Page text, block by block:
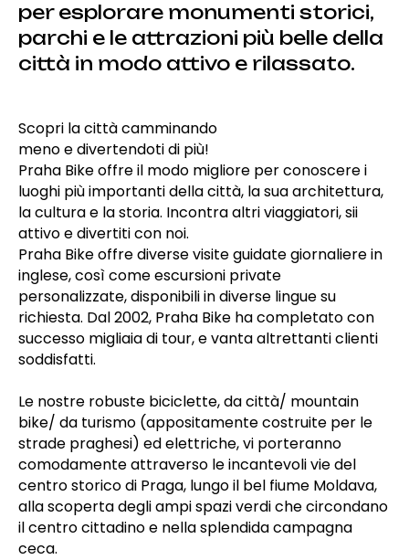
per esplorare monumenti storici,
parchi e le attrazioni più belle della
città in modo attivo e rilassato.
Scopri la città camminando
meno e divertendoti di più!
Praha Bike offre il modo migliore per conoscere i
luoghi più importanti della città, la sua architettura,
la cultura e la storia. Incontra altri viaggiatori, sii
attivo e divertiti con noi.
Praha Bike offre diverse visite guidate giornaliere in
inglese, così come escursioni private
personalizzate, disponibili in diverse lingue su
richiesta. Dal 2002, Praha Bike ha completato con
successo migliaia di tour, e vanta altrettanti clienti
soddisfatti.
Le nostre robuste biciclette, da città/ mountain
bike/ da turismo (appositamente costruite per le
strade praghesi) ed elettriche, vi porteranno
comodamente attraverso le incantevoli vie del
centro storico di Praga, lungo il bel fiume Moldava,
alla scoperta degli ampi spazi verdi che circondano
il centro cittadino e nella splendida campagna
ceca.